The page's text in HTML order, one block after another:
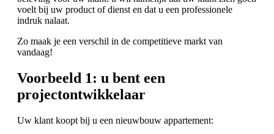
voelt bij uw product of dienst en dat u een professionele
indruk nalaat.
Zo maak je een verschil in de competitieve markt van
vandaag!
Voorbeeld 1: u bent een
projectontwikkelaar
Uw klant koopt bij u een nieuwbouw appartement: